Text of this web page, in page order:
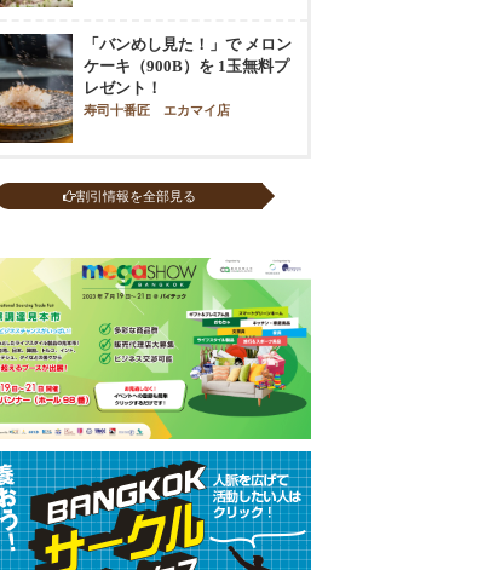
「バンめし見た！」で メロン
ケーキ（900B）を 1玉無料プ
レゼント！
寿司十番匠 エカマイ店
割引情報を全部見る